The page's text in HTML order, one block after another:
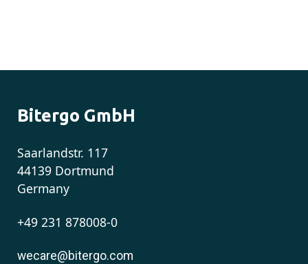
Bitergo GmbH
Saarlandstr. 117
44139 Dortmund
Germany
+49 231 878008-0
wecare@bitergo.com